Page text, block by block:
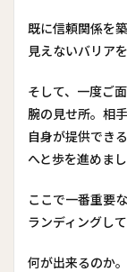
既に信頼関係を
見えないバリア
そして、一度ご
腕の見せ所。相
自身が提供でき
へと歩を進めまし
ここで一番重要な
ランディングし
何が出来るのか